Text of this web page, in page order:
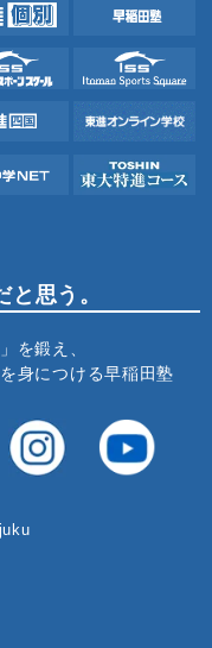
思う。
を鍛え、
身につける早稲田塾